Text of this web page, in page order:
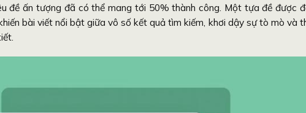
đề ấn tượng đã có thể mang tới 50% thành công. Một tựa đề được
bài viết nổi bật giữa vô số kết quả tìm kiếm, khơi dậy sự tò mò và